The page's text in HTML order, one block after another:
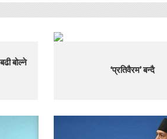
बोल्ने
‘प्रतिवैरम’ बन्दै